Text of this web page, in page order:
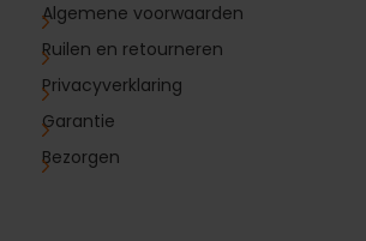
Algemene voorwaarden
Ruilen en retourneren
Privacyverklaring
Garantie
Bezorgen